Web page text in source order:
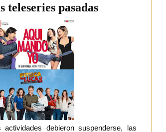
teleseries pasadas
debieron suspenderse, las